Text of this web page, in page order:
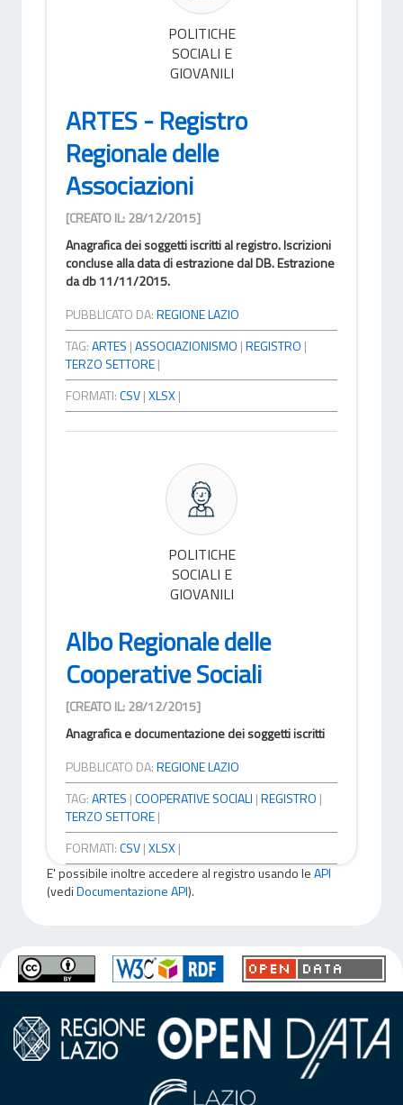
POLITICHE
SOCIALI E
GIOVANILI
ARTES - Registro
Regionale delle
Associazioni
[CREATO IL: 28/12/2015]
Anagrafica dei soggetti iscritti al registro. Iscrizioni
concluse alla data di estrazione dal DB. Estrazione
da db 11/11/2015.
PUBBLICATO DA:REGIONE LAZIO
TAG:ARTES |ASSOCIAZIONISMO |REGISTRO |
TERZO SETTORE|
FORMATI:CSV|XLSX|
POLITICHE
SOCIALI E
GIOVANILI
Albo Regionale delle
Cooperative Sociali
[CREATO IL: 28/12/2015]
Anagrafica e documentazione dei soggetti iscritti
PUBBLICATO DA:REGIONE LAZIO
TAG:ARTES |COOPERATIVE SOCIALI |REGISTRO |
TERZO SETTORE|
FORMATI:CSV|XLSX|
E' possibile inoltre accedere al registro usando leAPI
(vediDocumentazione API).